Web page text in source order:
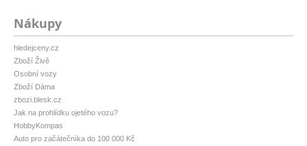
Nákupy
hledejceny.cz
Zboží Živě
Osobní vozy
Zboží Dáma
zbozi.blesk.cz
Jak na prohlídku ojetého vozu?
HobbyKompas
Auto pro začátečníka do 100 000 Kč